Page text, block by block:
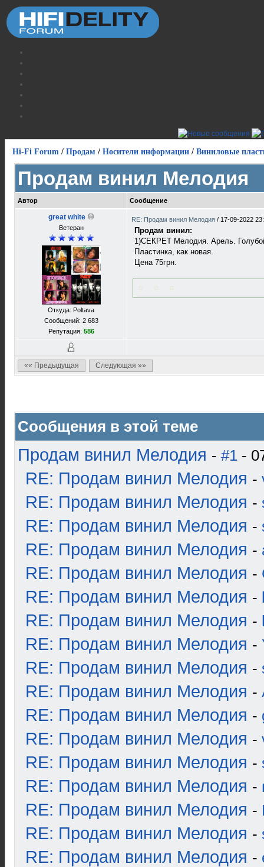
Hi-Fi Forum / Продам / Носители информации / Виниловые
Продам винил Мелодия
Автор Сообщение
great white
Ветеран
Откуда: Poltava
Сообщений: 2 683
Репутация: 586
RE: Продам винил Мелодия / 17-09-2022
Продам винил:
1)СЕКРЕТ Мелодия. Арель.
Пластинка, как новая.
Цена 75грн.
«« Предыдущая Следующая »»
Сообщения в этой теме
Продам винил Мелодия - #1 -
RE: Продам винил Мелодия -
RE: Продам винил Мелодия -
RE: Продам винил Мелодия -
RE: Продам винил Мелодия -
RE: Продам винил Мелодия -
RE: Продам винил Мелодия -
RE: Продам винил Мелодия -
RE: Продам винил Мелодия -
RE: Продам винил Мелодия -
RE: Продам винил Мелодия -
RE: Продам винил Мелодия -
RE: Продам винил Мелодия -
RE: Продам винил Мелодия -
RE: Продам винил Мелодия -
RE: Продам винил Мелодия -
RE: Продам винил Мелодия -
RE: Продам винил Мелодия -